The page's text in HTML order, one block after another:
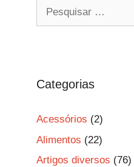
Categorias
Acessórios (2)
Alimentos (22)
Artigos diversos (76)